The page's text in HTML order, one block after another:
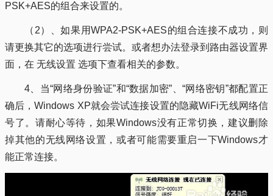
PSK+AES的组合来设置的。
（2）、如果用WPA2-PSK+AES的组合连接不成功，则
请更换其它的选项进行尝试。或者想办法登录到路由器设置界
面，在 无线设置 选项下查看相关的参数。
4、当“网络身份验证”和“数据加密”、“网络密钥”都配置正
确后，Windows XP就会尝试连接设置的隐藏WiFi无线网络信
号了。请耐心等待，如果Windows没有正常切换，建议删除
掉其他的无线网络设置，或者可能需要重启一下Windows才
能正常连接。